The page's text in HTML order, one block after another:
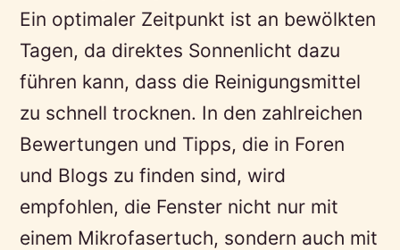
Ein optimaler Zeitpunkt ist an bewölkten
Tagen, da direktes Sonnenlicht dazu
führen kann, dass die Reinigungsmittel
zu schnell trocknen. In den zahlreichen
Bewertungen und Tipps, die in Foren
und Blogs zu finden sind, wird
empfohlen, die Fenster nicht nur mit
einem Mikrofasertuch, sondern auch mit